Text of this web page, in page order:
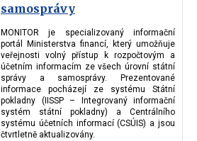
samosprávy
MONITOR je specializovaný informační
portál Ministerstva financí, který umožňuje
veřejnosti volný přístup k rozpočtovým a
účetním informacím ze všech úrovní státní
správy a samosprávy. Prezentované
informace pocházejí ze systému Státní
pokladny (IISSP – Integrovaný informační
systém státní pokladny) a Centrálního
systému účetních informací (CSÚIS) a jsou
čtvrtletně aktualizovány.